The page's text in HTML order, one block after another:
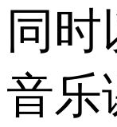
同
音乐